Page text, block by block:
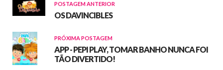
POSTAGEM ANTERIOR
OS DAVINCIBLES
PRÓXIMA POSTAGEM
APP - PEPI PLAY, TOMAR BANHO NUNCA FOI
TÃO DIVERTIDO!